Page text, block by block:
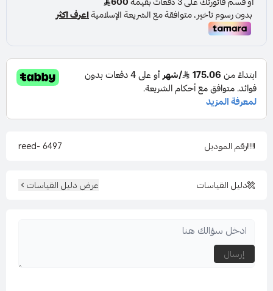
اللون : احمر
المقاس : متعددة
قصة العنق : مرتفعه مع فتحه
نوع القماش : شيفون
رقم الموديل 6497 -reed
دليل القياسات عرض دليل القياسات
إرسال